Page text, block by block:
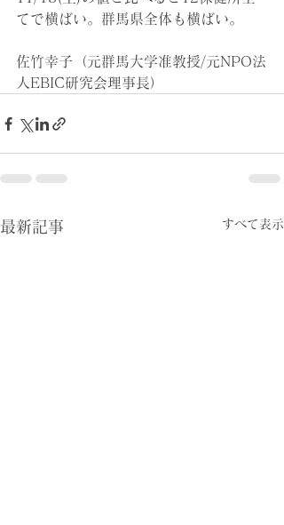
てで横ばい。群馬県全体も横ばい。
佐竹幸子（元群馬大学准教授/元NPO法
人EBIC研究会理事長）
最新記事 すべて表示